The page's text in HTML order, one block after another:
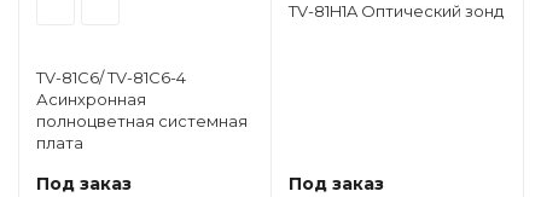
TV-81C6/ TV-81C6-4
Асинхронная
полноцветная системная
плата
Под заказ
TV-81H1A Оптический зонд
Под заказ